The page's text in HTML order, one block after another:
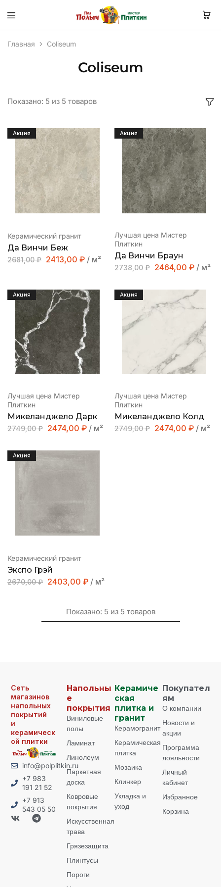
Главная Coliseum
Coliseum
Показано: 5 из 5 товаров
Акция
Керамический гранит
Да Винчи Беж
2681,00₽ 2413,00 ₽ / м²
Акция
Лучшая цена Мистер
Плиткин
Да Винчи Браун
2738,00₽ 2464,00 ₽ / м²
Акция
Лучшая цена Мистер
Плиткин
Микеланджело Дарк
2749,00₽ 2474,00 ₽ / м²
Акция
Лучшая цена Мистер
Плиткин
Микеланджело Колд
2749,00₽ 2474,00 ₽ / м²
Акция
Керамический гранит
Экспо Грэй
2670,00₽ 2403,00 ₽ / м²
Показано: 5 из 5 товаров
Сеть
магазинов
напольных
покрытий
и
керамическ
ой плитки
info@polplitkin.ru
+7 983
191 21 52
+7 913
543 05 50
Напольны
е
покрытия
Виниловые
полы
Ламинат
Линолеум
Паркетная
доска
Ковровые
покрытия
Искусственная
трава
Грязезащита
Плинтусы
Пороги
Керамиче
ская
плитка и
гранит
Керамогранит
Керамическая
плитка
Мозаика
Клинкер
Укладка и
уход
Покупател
ям
О компании
Новости и
акции
Программа
лояльности
Личный
кабинет
Избранное
Корзина